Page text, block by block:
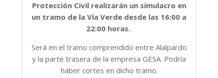
Protección Civil realizarán un simulacro en
un tramo de la Vía Verde desde las 16:00 a
22:00 horas.
Será en el tramo comprendido entre Alalpardo
y la parte trasera de la empresa GESA. Podría
haber cortes en dicho tramo.